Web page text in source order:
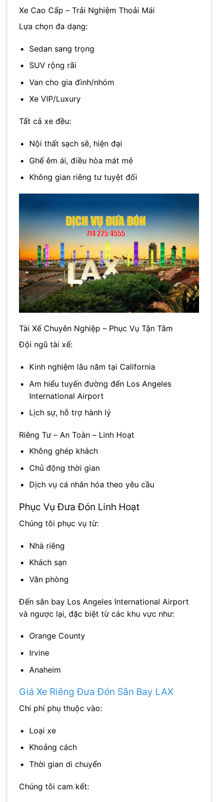
Xe Cao Cấp – Trải Nghiệm Thoải Mái
Lựa chọn đa dạng:
Sedan sang trọng
SUV rộng rãi
Van cho gia đình/nhóm
Xe VIP/Luxury
Tất cả xe đều:
Nội thất sạch sẽ, hiện đại
Ghế êm ái, điều hòa mát mẻ
Không gian riêng tư tuyệt đối
Tài Xế Chuyên Nghiệp – Phục Vụ Tận Tâm
Đội ngũ tài xế:
Kinh nghiệm lâu năm tại California
Am hiểu tuyến đường đến Los Angeles
International Airport
Lịch sự, hỗ trợ hành lý
Riêng Tư – An Toàn – Linh Hoạt
Không ghép khách
Chủ động thời gian
Dịch vụ cá nhân hóa theo yêu cầu
Phục Vụ Đưa Đón Linh Hoạt
Chúng tôi phục vụ từ:
Nhà riêng
Khách sạn
Văn phòng
Đến sân bay Los Angeles International Airport
và ngược lại, đặc biệt từ các khu vực như:
Orange County
Irvine
Anaheim
Giá Xe Riêng Đưa Đón Sân Bay LAX
Chi phí phụ thuộc vào:
Loại xe
Khoảng cách
Thời gian di chuyển
Chúng tôi cam kết: